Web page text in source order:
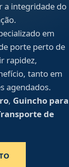
a integridade do
em
porte perto de
rapidez,
tanto em
agendados.
, Guincho para
de